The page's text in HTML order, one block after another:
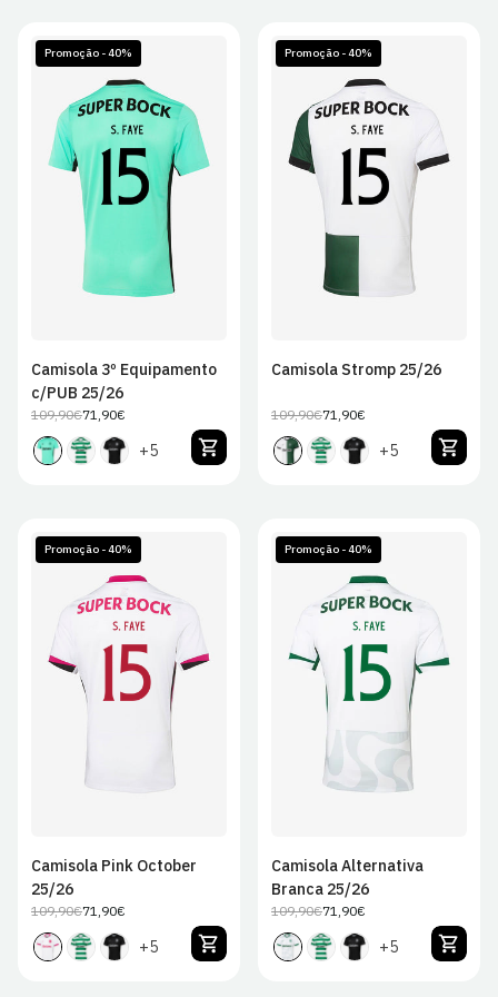
Promoção - 40%
S L
2XL
Camisola 3º Equipamento
c/PUB 25/26
Preço
regular
109,90€Preço
de
venda
71,90€
+5
Promoção - 40%
S L XL
2XL
Camisola Stromp 25/26
Preço
regular
109,90€Preço
de
venda
71,90€
+5
Promoção - 40%
L XL
2XL
Camisola Pink October
25/26
Preço
regular
109,90€Preço
de
venda
71,90€
+5
Promoção - 40%
S L XL
2XL
Camisola Alternativa
Branca 25/26
Preço
regular
109,90€Preço
de
venda
71,90€
+5